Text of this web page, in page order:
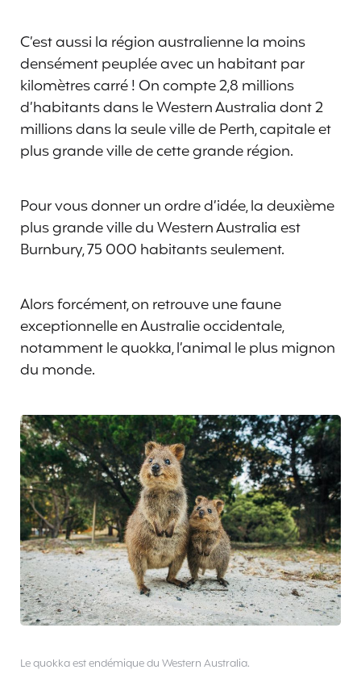
C’est aussi la région australienne la moins
densément peuplée avec un habitant par
kilomètres carré ! On compte 2,8 millions
d’habitants dans le Western Australia dont 2
millions dans la seule ville de Perth, capitale et
plus grande ville de cette grande région.
Pour vous donner un ordre d’idée, la deuxième
plus grande ville du Western Australia est
Burnbury, 75 000 habitants seulement.
Alors forcément, on retrouve une faune
exceptionnelle en Australie occidentale,
notamment le quokka, l’animal le plus mignon
du monde.
Le quokka est endémique du Western Australia.